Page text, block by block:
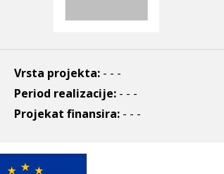
Vrsta projekta: - - -
Period realizacije: - - -
Projekat finansira: - - -